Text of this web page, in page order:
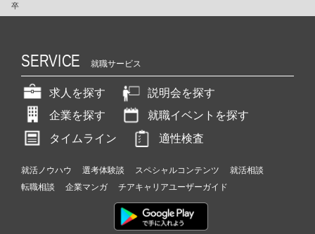
卒
SERVICE 就職サービス
求人を探す
説明会を探す
企業を探す
就職イベントを探す
タイムライン
適性検査
就活ノウハウ 選考体験談 スペシャルコンテンツ
就活相談
転職相談
企業マンガ チアキャリアユーザーガイド